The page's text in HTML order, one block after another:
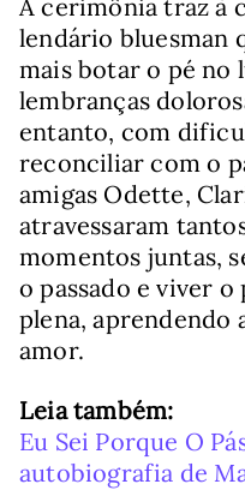
A cerimônia traz à
lendário bluesman
mais botar o pé no
lembranças
entanto, com
reconciliar com o
amigas Odette,
atravessaram
momentos juntas,
o passado e viver
plena, aprendendo
amor.
Leia também:
Eu Sei Porque O
autobiografia de